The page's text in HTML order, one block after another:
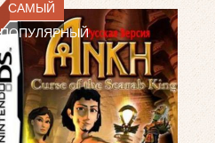
САМЫЙ
ПОПУЛЯРНЫЙ